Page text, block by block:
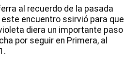
al recuerdo de la pasada
encuentro ssirvió para que
diera un importante paso
por seguir en Primera, al